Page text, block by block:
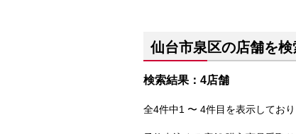
仙台市泉区の店舗を
検索結果：4店舗
全4件中1 〜 4件目を表示してお